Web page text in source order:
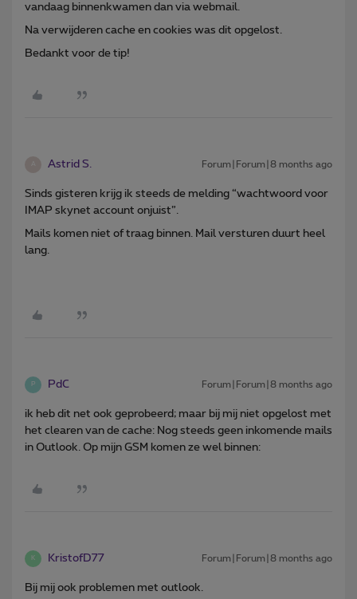
vandaag binnenkwamen dan via webmail.
Na verwijderen cache en cookies was dit opgelost.
Bedankt voor de tip!
Astrid S. Forum|Forum|8 months ago
Sinds gisteren krijg ik steeds de melding “wachtwoord voor
IMAP skynet account onjuist”.
Mails komen niet of traag binnen. Mail versturen duurt heel
lang.
P PdC Forum|Forum|8 months ago
ik heb dit net ook geprobeerd; maar bij mij niet opgelost met
het clearen van de cache: Nog steeds geen inkomende mails
in Outlook. Op mijn GSM komen ze wel binnen:
K KristofD77 Forum|Forum|8 months ago
Bij mij ook problemen met outlook.